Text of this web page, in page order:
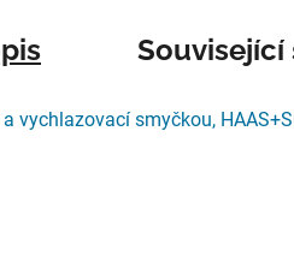
Související
vychlazovací smyčkou,